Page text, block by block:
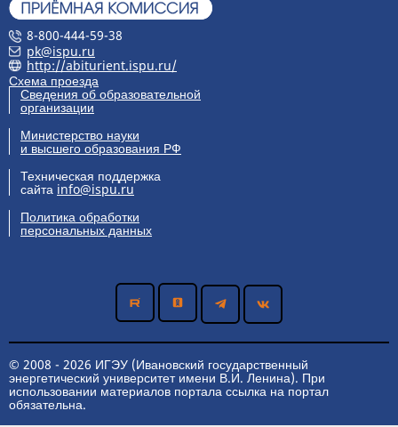
8-800-444-59-38
pk@ispu.ru
http://abiturient.ispu.ru/
Схема проезда
Сведения об образовательной
организации
Министерство науки
и высшего образования РФ
Техническая поддержка
сайта info@ispu.ru
Политика обработки
персональных данных
© 2008 - 2026 ИГЭУ (Ивановский государственный
энергетический университет имени В.И. Ленина). При
использовании материалов портала ссылка на портал
обязательна.